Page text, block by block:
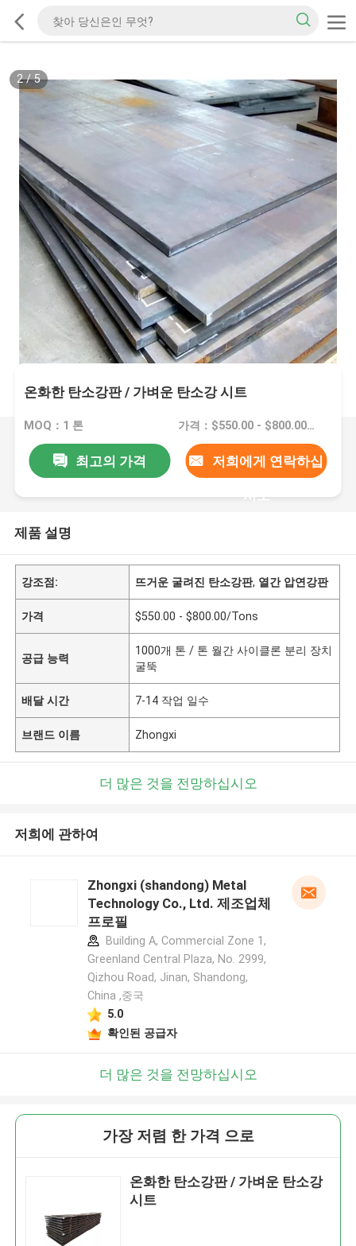
2/5
온화한 탄소강판 / 가벼운 탄소강 시트
MOQ：1 톤 가격：$550.00 - $800.00/Tons
최고의 가격 저희에게 연락하십
시오
제품 설명
강조점: 뜨거운 굴려진 탄소강판, 열간 압연강판
가격 $550.00 - $800.00/Tons
공급 능력
1000개 톤 / 톤 월간 사이클론 분리 장치
굴뚝
배달 시간 7-14 작업 일수
브랜드 이름 Zhongxi
더 많은 것을 전망하십시오
저희에 관하여
Zhongxi (shandong) Metal
Technology Co., Ltd. 제조업체
프로필
Building A, Commercial Zone 1,
Greenland Central Plaza, No. 2999,
Qizhou Road, Jinan, Shandong,
China ,중국
5.0
확인된 공급자
더 많은 것을 전망하십시오
가장 저렴 한 가격 으로
온화한 탄소강판 / 가벼운 탄소강
시트